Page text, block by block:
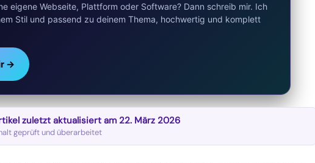
eigene Webseite, Plattform oder Software? Dann schreib mir. Ich
Stil und passend zu deinem Thema, hochwertig und komplett
→
zuletzt aktualisiert am 22. März 2026
geprüft und überarbeitet